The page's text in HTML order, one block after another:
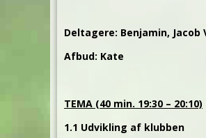
Deltagere: Benjamin, Jacob
Afbud: Kate
TEMA (40 min. 19:30 – 20:10)
1.1 Udvikling af klubben